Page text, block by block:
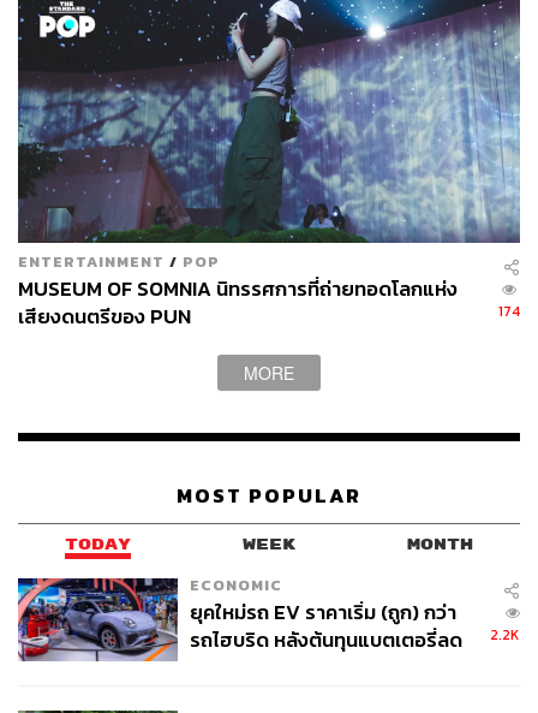
ENTERTAINMENT / POP
MUSEUM OF SOMNIA นิทรรศการที่ถ่ายทอดโลกแห่ง
เสียงดนตรีของ PUN
174
MORE
MOST POPULAR
TODAY WEEK MONTH
ECONOMIC
ยุคใหม่รถ EV ราคาเริ่ม (ถูก) กว่า
รถไฮบริด หลังต้นทุนแบตเตอรี่ลด
2.2K